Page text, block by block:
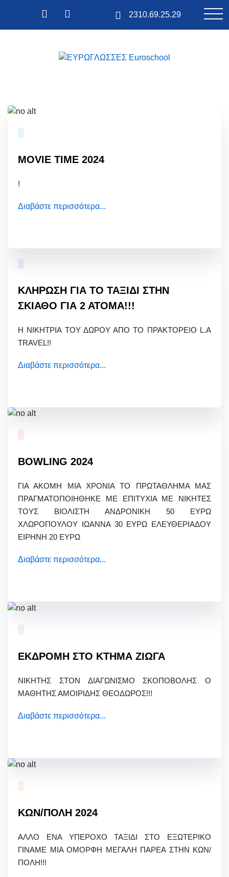
2310.69.25.29
Ιδιαίτερα Μαθήματα
Επικοινωνία
MOVIE TIME 2024
!
Διαβάστε περισσότερα...
ΚΛΗΡΩΣΗ ΓΙΑ ΤΟ ΤΑΞΙΔΙ ΣΤΗΝ
ΣΚΙΑΘΟ ΓΙΑ 2 ΑΤΟΜΑ!!!
Η ΝΙΚΗΤΡΙΑ ΤΟΥ ΔΩΡΟΥ ΑΠΟ ΤΟ ΠΡΑΚΤΟΡΕΙΟ L.A
TRAVEL!!
Διαβάστε περισσότερα...
BOWLING 2024
ΓΙΑ ΑΚΟΜΗ ΜΙΑ ΧΡΟΝΙΑ ΤΟ ΠΡΩΤΑΘΛΗΜΑ ΜΑΣ
ΠΡΑΓΜΑΤΟΠΟΙΗΘΗΚΕ ΜΕ ΕΠΙΤΥΧΙΑ ΜΕ ΝΙΚΗΤΕΣ
ΤΟΥΣ ΒΙΟΛΙΣΤΗ ΑΝΔΡΟΝΙΚΗ 50 ΕΥΡΩ
ΧΛΩΡΟΠΟΥΛΟΥ ΙΩΑΝΝΑ 30 ΕΥΡΩ ΕΛΕΥΘΕΡΙΑΔΟΥ
ΕΙΡΗΝΗ 20 ΕΥΡΩ
Διαβάστε περισσότερα...
ΕΚΔΡΟΜΗ ΣΤΟ ΚΤΗΜΑ ΖΙΩΓΑ
ΝΙΚΗΤΗΣ ΣΤΟΝ ΔΙΑΓΩΝΙΣΜΟ ΣΚΟΠΟΒΟΛΗΣ Ο
ΜΑΘΗΤΗΣ ΑΜΟΙΡΙΔΗΣ ΘΕΟΔΩΡΟΣ!!!
Διαβάστε περισσότερα...
ΚΩΝ/ΠΟΛΗ 2024
ΑΛΛΟ ΕΝΑ ΥΠΕΡΟΧΟ ΤΑΞΙΔΙ ΣΤΟ ΕΞΩΤΕΡΙΚΟ
ΓΙΝΑΜΕ ΜΙΑ ΟΜΟΡΦΗ ΜΕΓΑΛΗ ΠΑΡΕΑ ΣΤΗΝ ΚΩΝ/
ΠΟΛΗ!!!